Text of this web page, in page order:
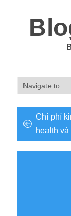
Chi phí
health